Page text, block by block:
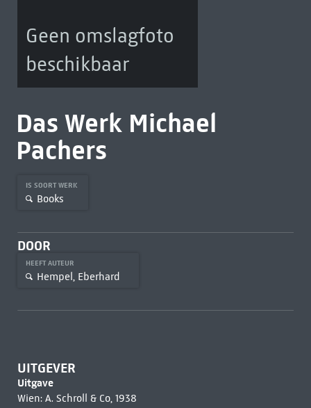
Geen omslagfoto
beschikbaar
Das Werk Michael
Pachers
IS SOORT WERK
Books
DOOR
HEEFT AUTEUR
Hempel, Eberhard
UITGEVER
Uitgave
Wien: A. Schroll & Co, 1938